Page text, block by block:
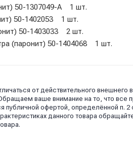
50-1307049-А 1 шт.
50-1402053 1 шт.
50-1403033 2 шт.
(паронит) 50-1404068 1 шт.
от действительного
ваше внимание на то, что все
офертой, определённой п.
данного товара